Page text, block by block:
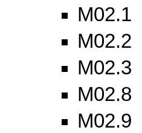
M02.1
M02.2
M02.3
M02.8
M02.9